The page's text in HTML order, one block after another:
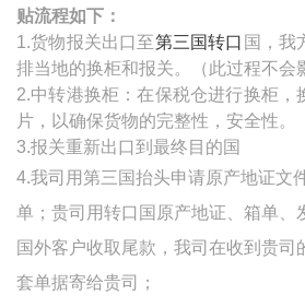
贴流程如下：
1.货物报关出口至第三国转口 国，我
排当地的换柜和报关。（此过程不会
2.中转港换柜：在保税仓进行换柜，
片，以确保货物的完整性，安全性。
3.报关重新出口到最终目的国
4.我司用第三国抬头申请原产地证文
单；贵司用转口国原产地证、箱单、
国外客户收取尾款，我司在收到贵司
套单据寄给贵司；